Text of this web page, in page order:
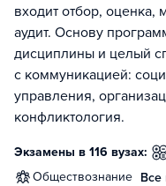
входит отбор, оценка,
аудит. Основу
дисциплины и целый
с коммуникацией:
управления,
конфликтология.
Экзамены в 116 вузах:
обществознание Все